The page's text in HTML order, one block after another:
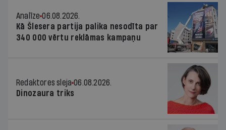
Analīze 06.08.2026.
Kā Šlesera partija palika nesodīta par
340 000 vērtu reklāmas kampaņu
Redaktores sleja 06.08.2026.
Dinozaura triks